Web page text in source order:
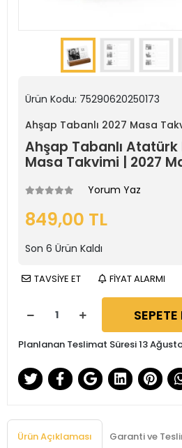
Ürün Kodu: 75290620250173
Ahşap Tabanlı 2027 Masa
Ahşap Tabanlı Atatürk
Masa Takvimi | 2027
Yorum Yaz
849,00 TL
Son 6 Ürün Kaldı
TAVSİYE ET FİYAT ALARMI
Planlanan Teslimat Süresi 13
Ürün Açıklaması Garanti ve